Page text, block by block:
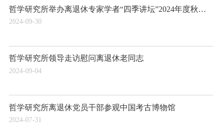
哲学研究所举办离退休专家学者“四季讲坛”2024年度秋季讲坛暨学习党的二十届三中全会精神会议
2024-09-30
哲学研究所领导走访慰问离退休老同志
2024-09-04
哲学研究所离退休党员干部参观中国考古博物馆
2024-07-31